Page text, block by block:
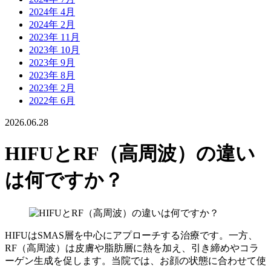
2024年 4月
2024年 2月
2023年 11月
2023年 10月
2023年 9月
2023年 8月
2023年 2月
2022年 6月
2026.06.28
HIFUとRF（高周波）の違い
は何ですか？
HIFUはSMAS層を中心にアプローチする治療です。一方、
RF（高周波）は皮膚や脂肪層に熱を加え、引き締めやコラ
ーゲン生成を促します。当院では、お顔の状態に合わせて使